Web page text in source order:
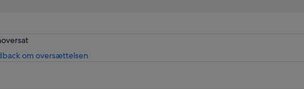
om oversættelsenÅbner